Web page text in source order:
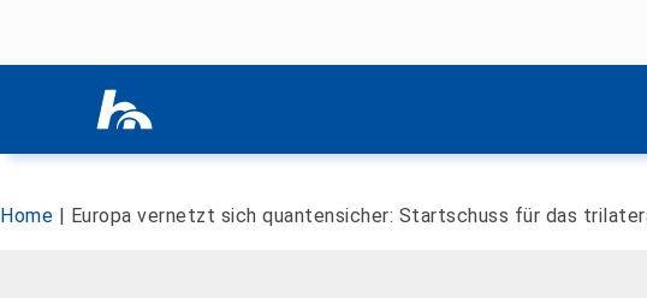
Home | Europa vernetzt sich quantensicher: Startschuss für das